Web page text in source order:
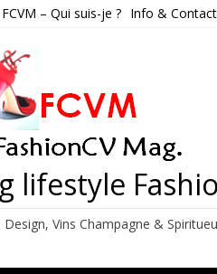
– Qui suis-je ? Info & Contact
lifestyle
Vins Champagne &